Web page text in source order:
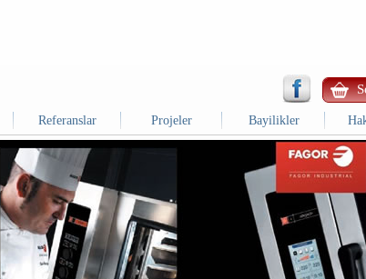
Referanslar Projeler Bayilikler